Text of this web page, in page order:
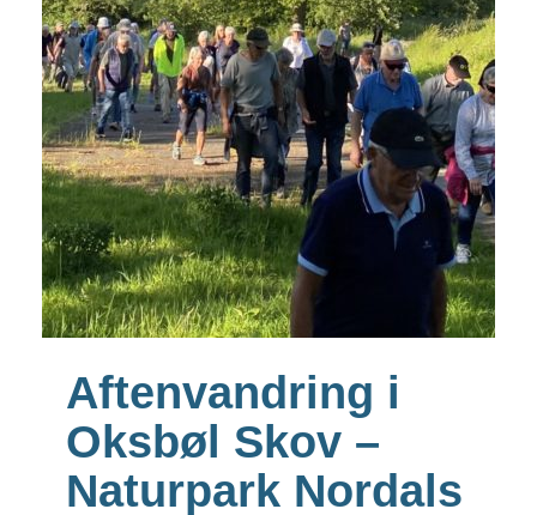
Aftenvandring i
Oksbøl Skov –
Naturpark Nordals